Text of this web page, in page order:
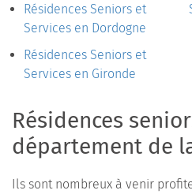
Résidences Seniors et
Services en Dordogne
Résidences Seniors et
Services en Gironde
Résidences
département de
Ils sont nombreux à venir